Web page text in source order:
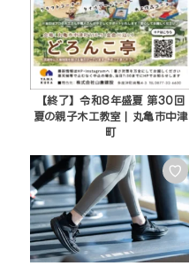
【終了】令和8年盛夏 第30回
夏の親子木工教室 | 丸亀市中津
町
♡